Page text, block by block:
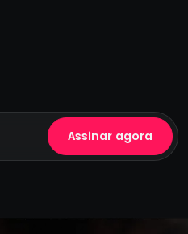
Assinar agora